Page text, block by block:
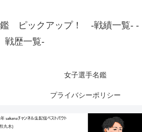
鑑 ピックアップ！ -戦績一覧- -
戦歴一覧-
女子選手名鑑
プライバシーポリシー